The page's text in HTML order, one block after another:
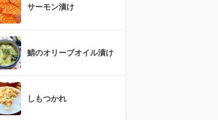
サーモン漬け
鯖のオリーブオイル漬け
しもつかれ